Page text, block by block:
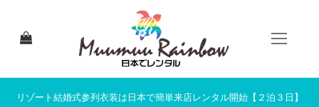
ツ
リゾート結婚式参列衣装は日本で簡単来店レンタル開始【２泊３日】